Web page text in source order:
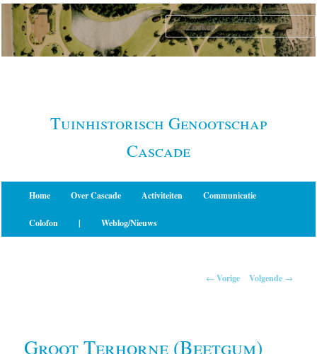
Spring
naar
primaire
Tuinhistorisch Genootschap
Cascade
Home Over Cascade Activiteiten Communicatie
Colofon | Weblog/Nieuws
← Vorige Volgende →
Groot Terhorne (Beetgum)